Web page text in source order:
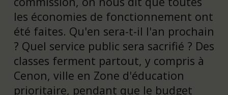
les économies de fonctionnement ont
été faites. Qu'en sera-t-il l'an prochain
? Quel service public sera sacrifié ? Des
classes ferment partout, y compris à
Cenon, ville en Zone d'éducation
prioritaire, pendant que le budget